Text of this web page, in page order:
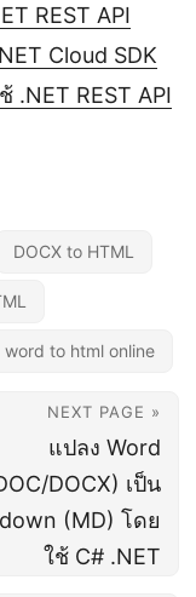
REST API
Cloud SDK
.NET REST API
DOCX to HTML
word to html online
NEXT PAGE »
แปลง Word
DOCX) เป็น
(MD) โดย
ใช้ C# .NET